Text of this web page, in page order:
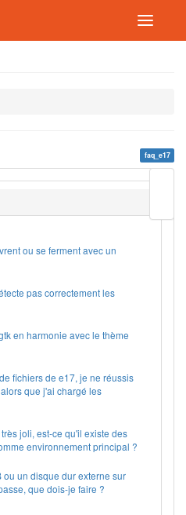
faq_e17
page
ou se ferment avec un
pas correctement les
en harmonie avec le thème
fichiers de e17, je ne réussis
que j'ai chargé les
joli, est-ce qu'il existe des
environnement principal ?
un disque dur externe sur
que dois-je faire ?